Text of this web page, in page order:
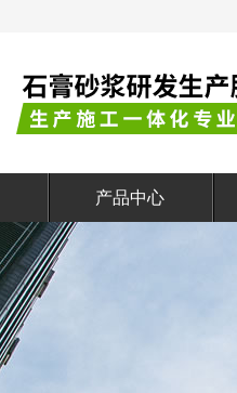
产品中心